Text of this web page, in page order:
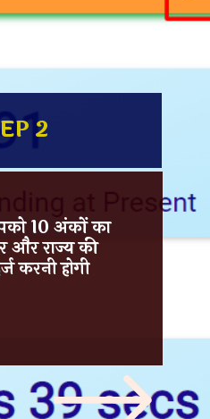
2
10 अंकों का
औरराज्य की
करनी होगी